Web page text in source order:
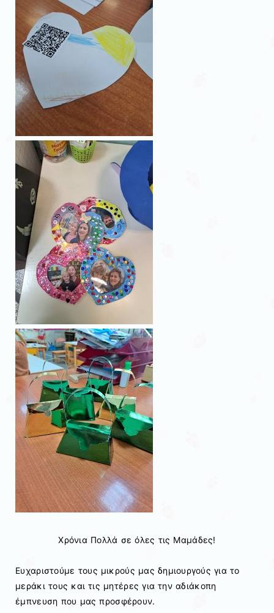
Χρόνια Πολλά σε όλες τις Μαμάδες!
Ευχαριστούμε τους μικρούς μας δημιουργούς για το
μεράκι τους και τις μητέρες για την αδιάκοπη
έμπνευση που μας προσφέρουν.